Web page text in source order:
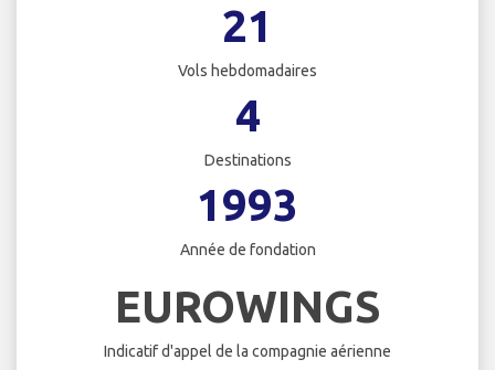
21
Vols hebdomadaires
4
Destinations
1993
Année de fondation
EUROWINGS
Indicatif d'appel de la compagnie aérienne